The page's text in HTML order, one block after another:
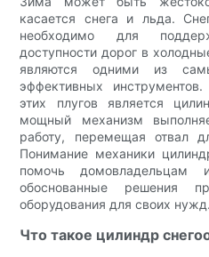
касается снега и льда.
необходимо для
доступности дорог в
являются одними из
эффективных
этих плугов является
мощный механизм
работу, перемещая отвал
Понимание механики
помочь домовладельцам
обоснованные решения
оборудования для своих нужд.
Что такое цилиндр